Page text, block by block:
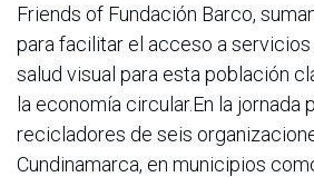
Friends of Fundación Barco,
para facilitar el acceso a
salud visual para esta población
la economía circular.En la jornada
recicladores de seis
Cundinamarca, en municipios